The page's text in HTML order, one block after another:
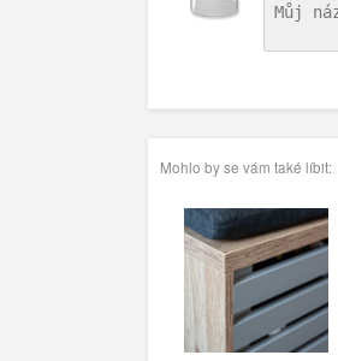
Mohlo by se vám také líbit: